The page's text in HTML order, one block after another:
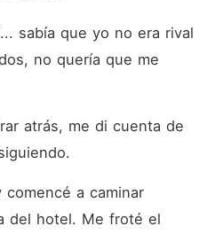
sabía que yo no era rival
no quería que me
atrás, me di cuenta de
a caminar
del hotel. Me froté el